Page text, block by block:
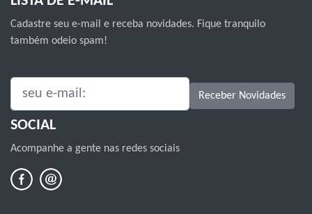
Cadastre seu e-mail e receba novidades. Fique tranquilo
também odeio spam!
SEU E-MAIL: Receber Novidades
SOCIAL
Acompanhe a gente nas redes sociais